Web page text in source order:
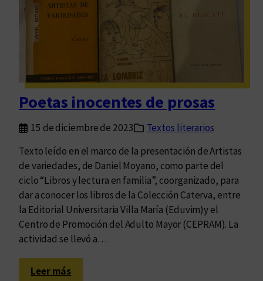
Poetas inocentes de prosas
15 de diciembre de 2023
Textos literarios
Texto leído en el marco de la presentación de Artistas
de variedades, de Daniel Moyano, como parte del
ciclo “Libros y lectura en familia”, coorganizado, para
dar a conocer los libros de la Colección Caterva, entre
la Editorial Universitaria Villa María (Eduvim)y el
Centro de Promoción del Adulto Mayor (CEPRAM). La
actividad se llevó a…
Leer más: